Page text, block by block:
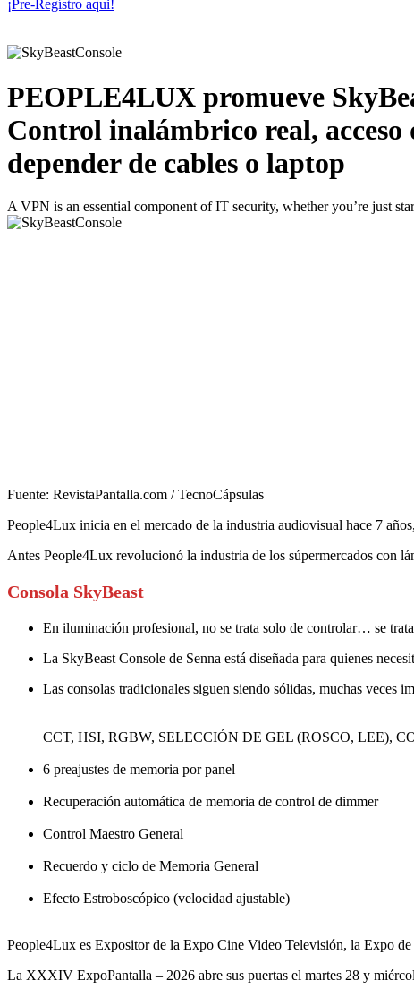
¡Pre-Regístro aqui!
PEOPLE4LUX promueve
Control inalámbrico real,
depender de cables o laptop
A VPN is an essential component of IT security, whether you’re just
Fuente: RevistaPantalla.com / TecnoCápsulas
People4Lux inicia en el mercado de la industria audiovisual hace 7
Antes People4Lux revolucionó la industria de los súpermercados con
Consola SkyBeast
En iluminación profesional, no se trata solo de controlar… se
La SkyBeast Console de Senna está diseñada para quienes
Las consolas tradicionales siguen siendo sólidas, muchas veces
CCT, HSI, RGBW, SELECCIÓN DE GEL (ROSCO, LEE),
6 preajustes de memoria por panel
Recuperación automática de memoria de control de dimmer
Control Maestro General
Recuerdo y ciclo de Memoria General
Efecto Estroboscópico (velocidad ajustable)
People4Lux es Expositor de la Expo Cine Video Televisión, la Expo
La XXXIV ExpoPantalla – 2026 abre sus puertas el martes 28 y